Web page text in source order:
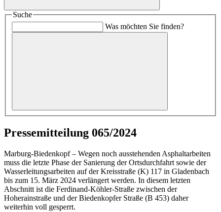
Suche
Was möchten Sie finden?
Pressemitteilung 065/2024
Marburg-Biedenkopf – Wegen noch ausstehenden Asphaltarbeiten
muss die letzte Phase der Sanierung der Ortsdurchfahrt sowie der
Wasserleitungsarbeiten auf der Kreisstraße (K) 117 in Gladenbach
bis zum 15. März 2024 verlängert werden. In diesem letzten
Abschnitt ist die Ferdinand-Köhler-Straße zwischen der
Hoherainstraße und der Biedenkopfer Straße (B 453) daher
weiterhin voll gesperrt.